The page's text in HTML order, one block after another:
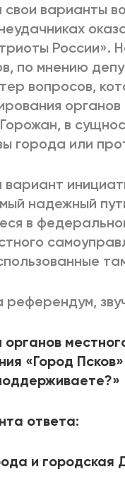
варианты
России».
по мнению
вопросов,
в
города или
надежный
в
«Город
ответа:
и городская